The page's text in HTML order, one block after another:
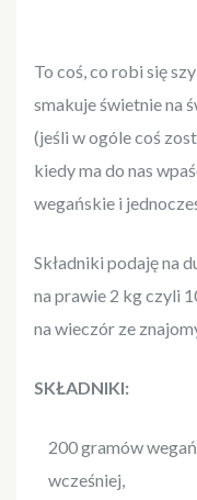
To coś, co robi się
smakuje świetnie na
(jeśli w ogóle coś
kiedy ma do nas
wegańskie i
Składniki podaję na
na prawie 2 kg czyli
na wieczór ze
SKŁADNIKI:
200 gramów
wcześniej,